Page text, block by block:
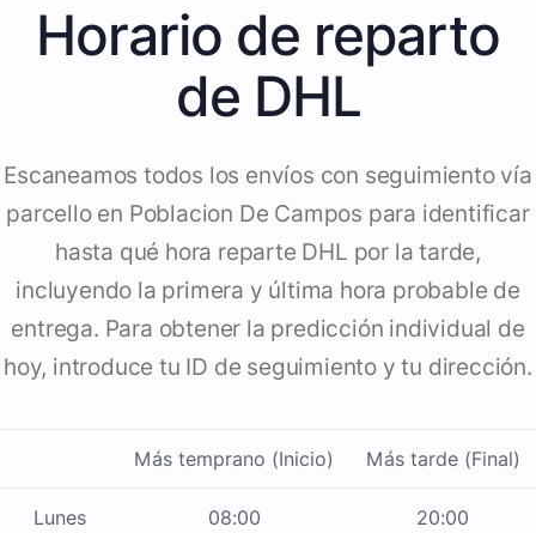
Horario de reparto
de DHL
Escaneamos todos los envíos con seguimiento vía
parcello en Poblacion De Campos para identificar
hasta qué hora reparte DHL por la tarde,
incluyendo la primera y última hora probable de
entrega. Para obtener la predicción individual de
hoy, introduce tu ID de seguimiento y tu dirección.
Más temprano (Inicio) Más tarde (Final)
Lunes 08:00 20:00